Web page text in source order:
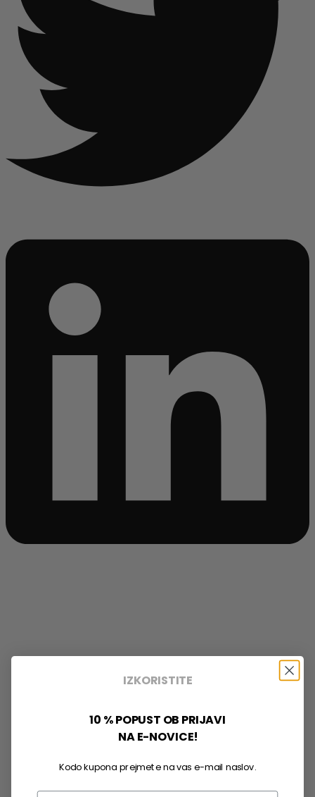
IZKORISTITE
10 % POPUST OB PRIJAVI
NA E-NOVICE!
Kodo kupona prejmete na vas e-mail naslov.